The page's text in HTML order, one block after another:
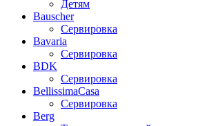
Детям
Bauscher
Сервировка
Bavaria
Сервировка
BDK
Сервировка
BellissimaCasa
Сервировка
Berg